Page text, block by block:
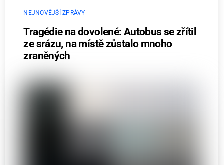
NEJNOVĚJŠÍ ZPRÁVY
Tragédie na dovolené: Autobus se zřítil
ze srázu, na místě zůstalo mnoho
zraněných